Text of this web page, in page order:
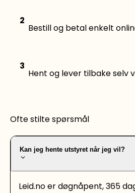
2
Bestill og betal enkelt
3
Hent og lever tilbake selv
Ofte stilte spørsmål
Kan jeg hente utstyret når jeg vil?
Leid.no er døgnåpent, 365